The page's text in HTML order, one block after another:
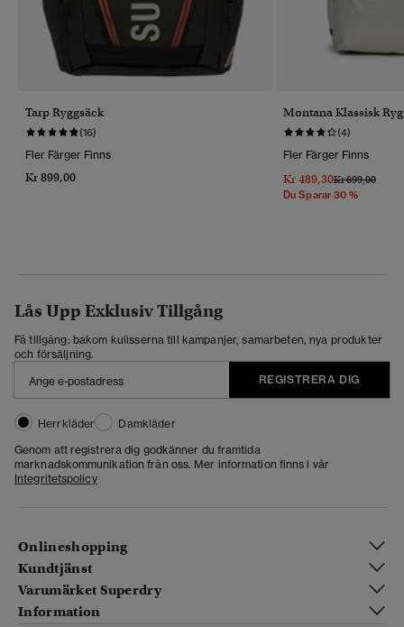
Tarp Ryggsäck
(16)
Fler Färger Finns
Kr 899,00
Montana Klassisk
(4)
Fler Färger Finns
Kr 489,30Pris Reducerat
Kr 699,00Till
Du Sparar 30 %
Lås Upp Exklusiv Tillgång
Få tillgång: bakom kulisserna till kampanjer, samarbeten, nya produkter
och försäljning.
REGISTRERA DIG
Herrkläder
Damkläder
Genom att registrera dig godkänner du framtida
marknadskommunikation från oss. Mer information finns i vår
Integritetspolicy
Onlineshopping
Kundtjänst
Varumärket Superdry
Information